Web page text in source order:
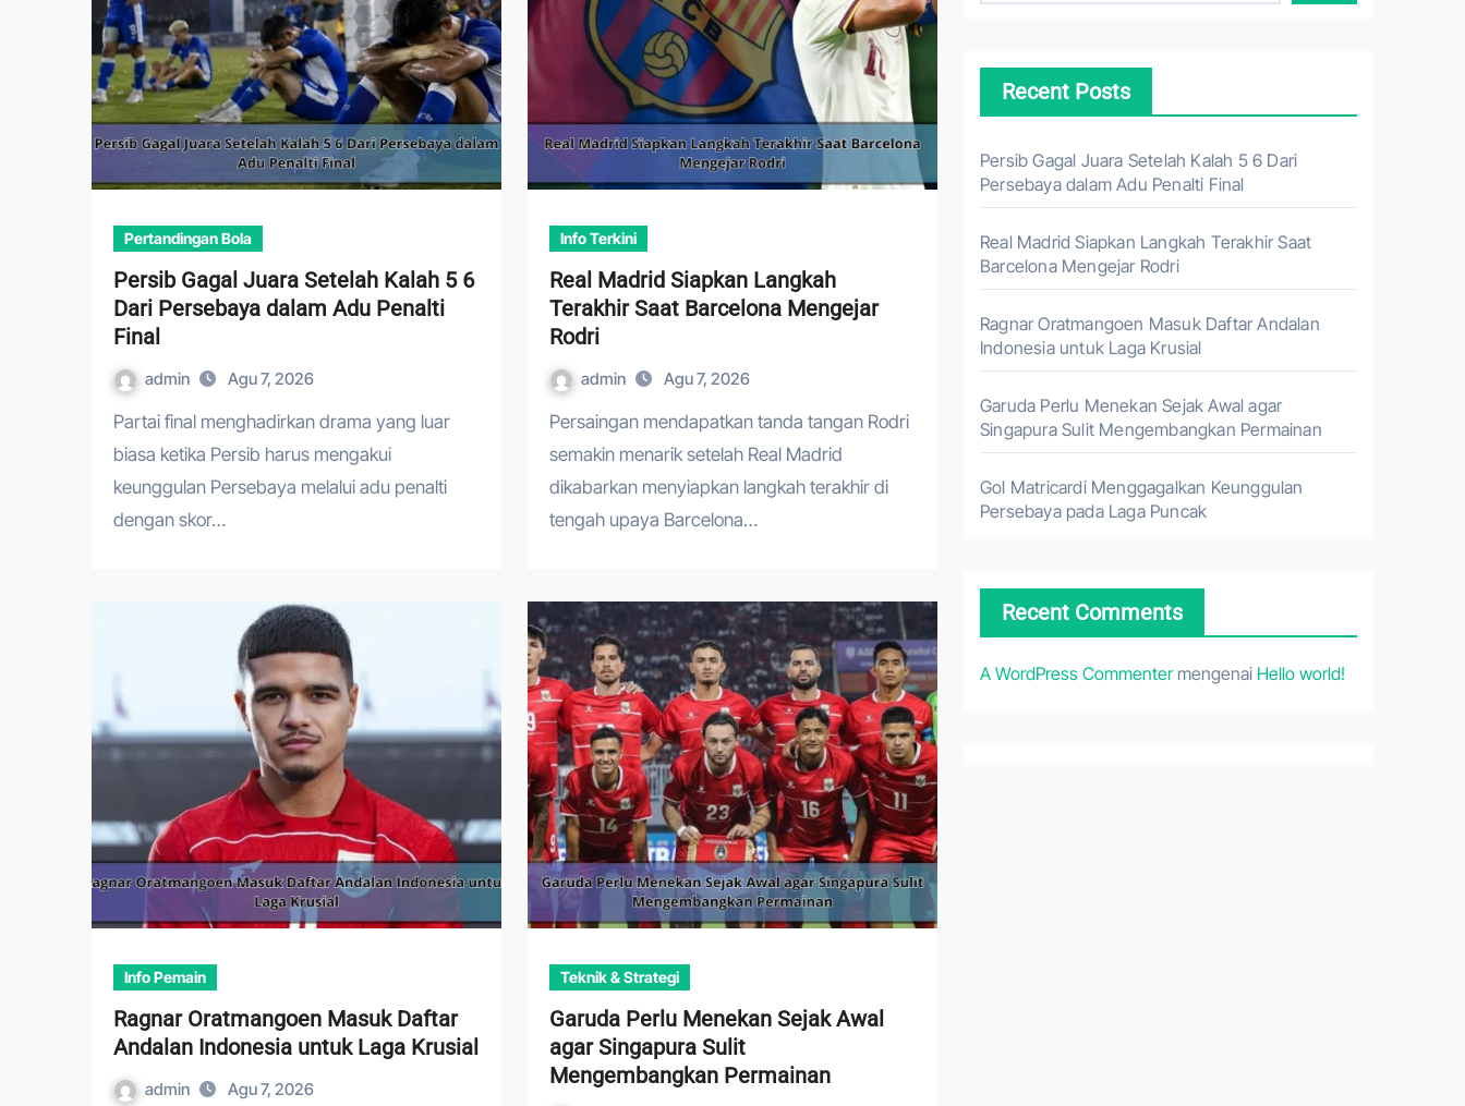
Pertandingan Bola
Persib Gagal Juara Setelah Kalah 5 6
Dari Persebaya dalam Adu Penalti
Final
admin Agu 7, 2026
Partai final menghadirkan drama yang luar
biasa ketika Persib harus mengakui
keunggulan Persebaya melalui adu penalti
dengan skor…
Info Terkini
Real Madrid Siapkan Langkah
Terakhir Saat Barcelona Mengejar
Rodri
admin Agu 7, 2026
Persaingan mendapatkan tanda tangan Rodri
semakin menarik setelah Real Madrid
dikabarkan menyiapkan langkah terakhir di
tengah upaya Barcelona…
Info Pemain
Ragnar Oratmangoen Masuk Daftar
Andalan Indonesia untuk Laga Krusial
admin Agu 7, 2026
Teknik & Strategi
Garuda Perlu Menekan Sejak Awal
agar Singapura Sulit
Mengembangkan Permainan
Recent Posts
Persib Gagal Juara Setelah Kalah 5 6 Dari
Persebaya dalam Adu Penalti Final
Real Madrid Siapkan Langkah Terakhir Saat
Barcelona Mengejar Rodri
Ragnar Oratmangoen Masuk Daftar Andalan
Indonesia untuk Laga Krusial
Garuda Perlu Menekan Sejak Awal agar
Singapura Sulit Mengembangkan Permainan
Gol Matricardi Menggagalkan Keunggulan
Persebaya pada Laga Puncak
Recent Comments
A WordPress Commentermengenai Hello world!